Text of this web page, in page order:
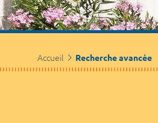
Accueil Recherche avancée